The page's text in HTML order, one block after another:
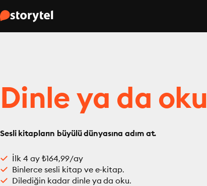
Dinle ya da oku
Sesli kitapların büyülü dünyasına adım at.
İlk 4 ay ₺164,99/ay
Binlerce sesli kitap ve e-kitap.
Dilediğin kadar dinle ya da oku.